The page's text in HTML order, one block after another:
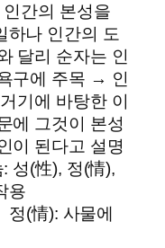
간의 본성을
하나 인간의 도
달리 순자는 인
구에 주목 → 인
기에 바탕한 이
에 그것이 본성
이 된다고 설명
성(性), 정(情),
용
情): 사물에